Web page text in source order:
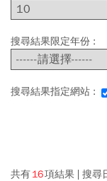
搜尋結果限定年份 :
搜尋結果指定網站 :
共有16項結果 搜尋